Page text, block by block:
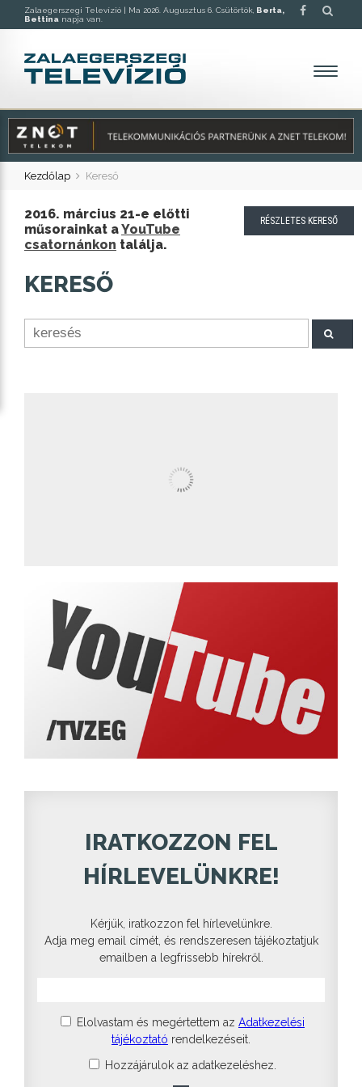
Zalaegerszegi Televízió | Ma 2026. Augusztus 6. Csütörtök, Berta,
Bettina napja van.
Kezdőlap Kereső
RÉSZLETES KERESŐ
2016. március 21-e előtti
műsorainkat aYouTube
csatornánkon találja.
KERESŐ
IRATKOZZON FEL
HÍRLEVELÜNKRE!
Kérjük, iratkozzon fel hírlevelünkre.
Adja meg email címét, és rendszeresen tájékoztatjuk
emailben a legfrissebb hírekről.
Elolvastam és megértettem az Adatkezelési
tájékoztató rendelkezéseit.
Hozzájárulok az adatkezeléshez.